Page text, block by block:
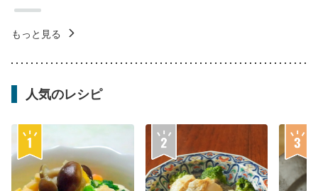
もっと見る
人気のレシピ